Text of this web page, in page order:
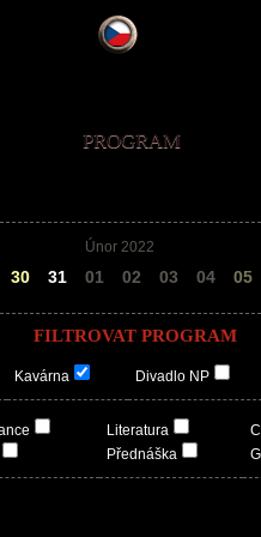
PROGRAM
30 31
Únor 2022
01 02 03 04 05
FILTROVAT PROGRAM
Kavárna Divadlo NP
Literatura
Přednáška